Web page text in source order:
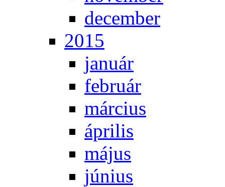
de­cem­ber
2015
ja­nu­ár
feb­ru­ár
már­ci­us
áp­ri­lis
má­jus
jú­ni­us